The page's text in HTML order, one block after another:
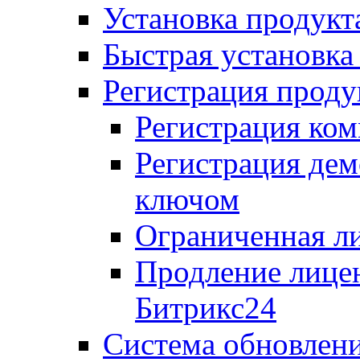
Установка
Быстрая
Регистрация
Регистрация
Регистрация
ключом
Ограниченная
Продление
Битрикс24
Система